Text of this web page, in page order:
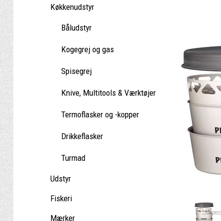
Køkkenudstyr
Båludstyr
Kogegrej og gas
Spisegrej
Knive, Multitools & Værktøjer
Termoflasker og -kopper
Drikkeflasker
Turmad
Udstyr
Fiskeri
Mærker